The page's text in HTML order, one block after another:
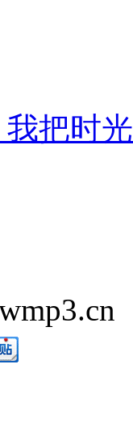
把时